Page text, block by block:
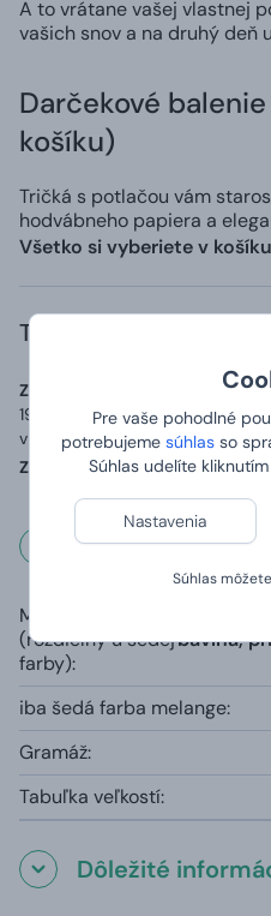
Pre vaše pohodlné
potrebujeme súhlas so
Súhlas udelíte
Nastavenia
Súhlas
A to vrátane vašej vlastnej
vašich snov a na druhý deň
Darčekové
košíku)
Tričká s potlačou vám
hodvábneho papiera a
Všetko si vyberiete v
Trvanlivosť a zloženie
Zoznam zložiek (zloženie):
190 g/m2, přídavek 5 %
v ramenou.
Země původu: Vyrobeno v
Rozmery a váha
Materiál
(rozdielny u šedej
farby):
bavlna,
iba šedá farba melange:
Gramáž:
Tabuľka veľkostí:
Dôležité